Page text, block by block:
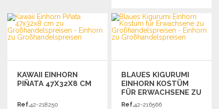
BESTELLEN
Angebot anfordern
KAWAII EINHORN
PIÑATA 47X32X8 CM
Ref.42-218250
BLAUES KIGURUMI
EINHORN KOSTÜM
FÜR ERWACHSENE ZU
GROSSHANDELSPREISEN
Ref.42-216566